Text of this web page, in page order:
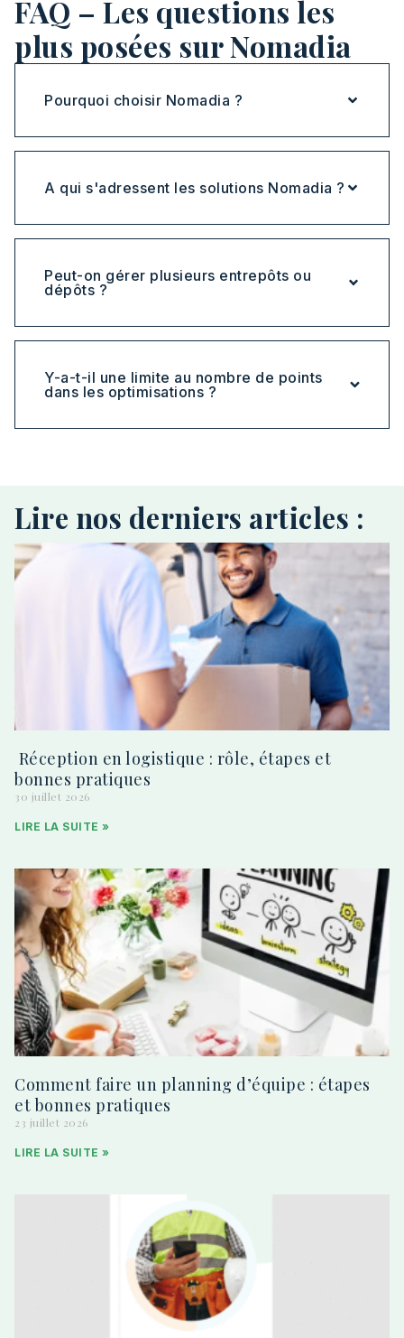
FAQ – Les questions les
plus posées sur Nomadia
Pourquoi choisir Nomadia ?
A qui s'adressent les solutions Nomadia ?
Peut-on gérer plusieurs entrepôts ou
dépôts ?
Y-a-t-il une limite au nombre de points
dans les optimisations ?
Lire nos derniers articles :
Réception en logistique : rôle, étapes et
bonnes pratiques
30 juillet 2026
LIRE LA SUITE »
Comment faire un planning d’équipe : étapes
et bonnes pratiques
23 juillet 2026
LIRE LA SUITE »